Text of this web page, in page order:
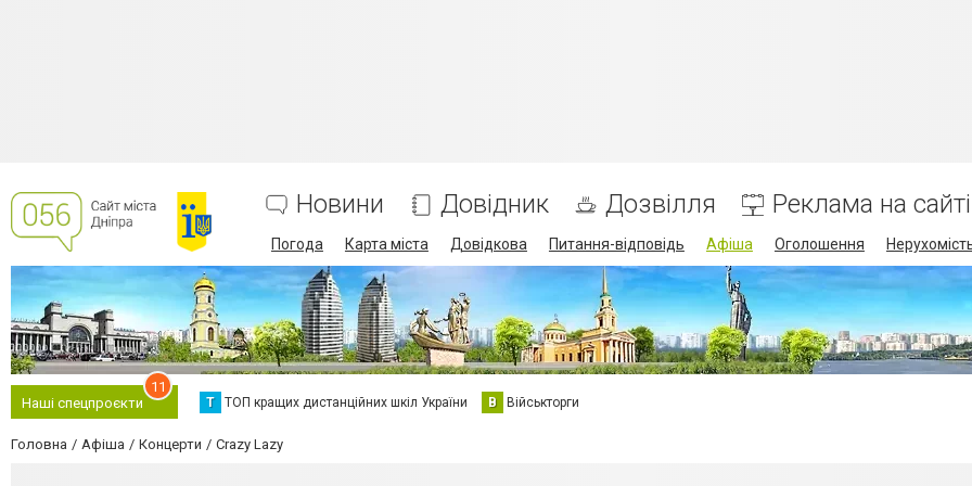
Новини Довідник Дозвілля Реклама на сайті
Погода Карта міста Довідкова Питання-відповідь Афіша Оголошення
Наші спецпроєкти
11
Т ТОП кращих дистанційних шкіл України В Військторги
Головна Афіша Концерти Crazy Lazy